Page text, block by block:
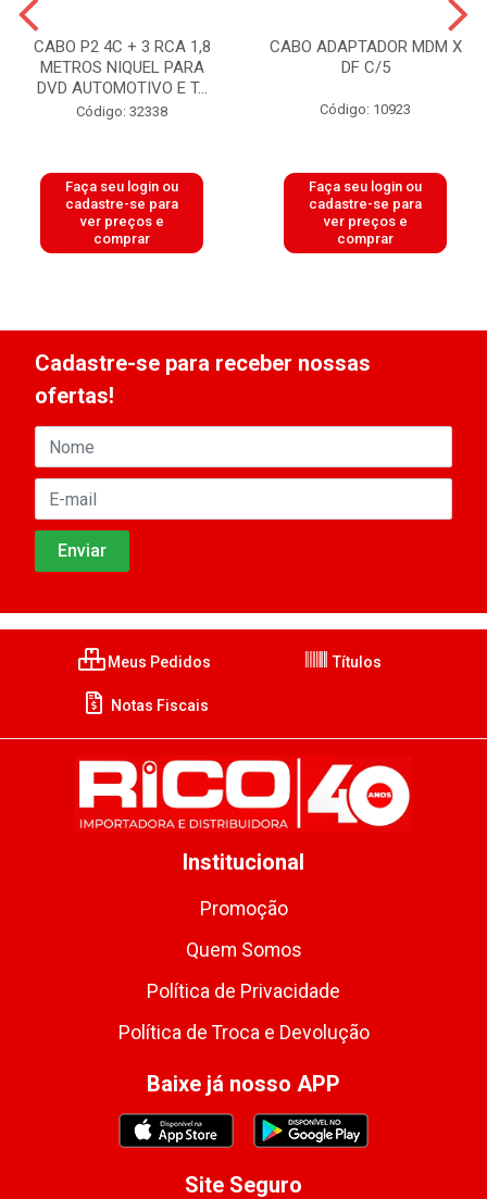
CABO P2 4C + 3 RCA 1,8
METROS NIQUEL PARA
DVD AUTOMOTIVO E T...
Código: 32338
Faça seu login ou
cadastre-se para
ver preços e
comprar
CABO ADAPTADOR MDM X
DF C/5
Código: 10923
Faça seu login ou
cadastre-se para
ver preços e
comprar
Cadastre-se para receber nossas
ofertas!
Meus Pedidos Títulos
Notas Fiscais
Institucional
Promoção
Quem Somos
Política de Privacidade
Política de Troca e Devolução
Baixe já nosso APP
Site Seguro